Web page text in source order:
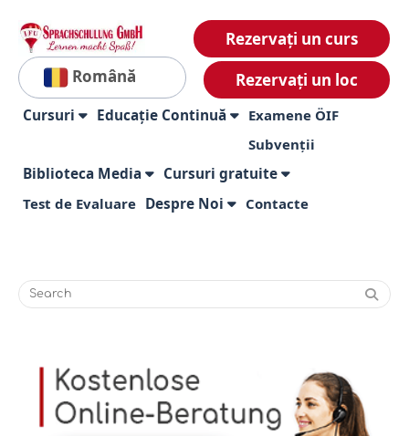
Română
Rezervați un curs
Rezervați un loc
Cursuri Educație Continuă
Examene ÖIF
Subvenții
Biblioteca Media Cursuri gratuite
Test de Evaluare Despre Noi Contacte